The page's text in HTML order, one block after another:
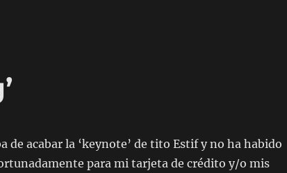
de acabar la ‘keynote’ de tito Estif y no ha habido
para mi tarjeta de crédito y/o mis